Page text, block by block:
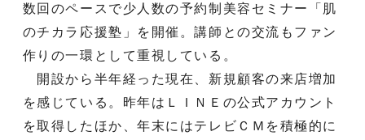
数回のペースで少人数の予約制美容セミナー「肌
のチカラ応援塾」を開催。講師との交流もファン
作りの一環として重視している。
開設から半年経った現在、新規顧客の来店増加
を感じている。昨年はＬＩＮＥの公式アカウント
を取得したほか、年末にはテレビＣＭを積極的に